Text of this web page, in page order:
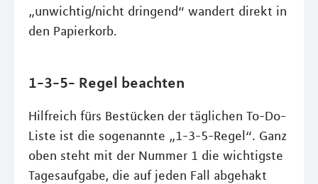
„unwichtig/nicht dringend“ wandert direkt in
den Papierkorb.
1-3-5- Regel beachten
Hilfreich fürs Bestücken der täglichen To-Do-
Liste ist die sogenannte „1-3-5-Regel“. Ganz
oben steht mit der Nummer 1 die wichtigste
Tagesaufgabe, die auf jeden Fall abgehakt